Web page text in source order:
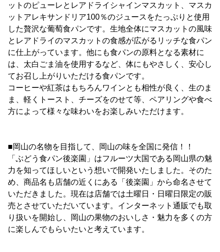
ットのピューレとレアドライシャインマスカット、マスカ
ットアレキサンドリア100％のジュースをたっぷりと使用
した贅沢な葡萄食パンです。生地全体にマスカットの風味
とレアドライのマスカットの食感が広がるリッチな食パン
に仕上がっています。他にも食パンの原料となる素材に
は、太白ごま油を使用するなど、体にもやさしく、安心し
てお召し上がりいただける食パンです。
コーヒーや紅茶はもちろんワインとも相性が良く、生のま
ま、軽くトースト、チーズをのせて等、ペアリングや食べ
方によって様々な味わいをお楽しみいただけます。
■岡山の名物を目指して、岡山の味を全国に発信！！
「ぶどう食パン後楽園」はフルーツ大国である岡山県の魅
力を知ってほしいという想いで開発いたしました。そのた
め、商品名も店舗の近くにある「後楽園」から命名させて
いただきました。現在は店舗では土曜日・日曜日限定の販
売とさせていただいています。インターネット通販でも取
り扱いを開始し、岡山の果物のおいしさ・魅力を多くの方
に楽しんでもらいたいと考えています。